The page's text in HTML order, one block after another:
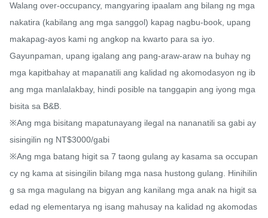
Walang over-occupancy, mangyaring ipaalam ang bilang ng mga
nakatira (kabilang ang mga sanggol) kapag nagbu-book, upang
makapag-ayos kami ng angkop na kwarto para sa iyo.
Gayunpaman, upang igalang ang pang-araw-araw na buhay ng
mga kapitbahay at mapanatili ang kalidad ng akomodasyon ng ib
ang mga manlalakbay, hindi posible na tanggapin ang iyong mga
bisita sa B&B.
※Ang mga bisitang mapatunayang ilegal na nananatili sa gabi ay
sisingilin ng NT$3000/gabi
※Ang mga batang higit sa 7 taong gulang ay kasama sa occupan
cy ng kama at sisingilin bilang mga nasa hustong gulang. Hinihilin
g sa mga magulang na bigyan ang kanilang mga anak na higit sa
edad ng elementarya ng isang mahusay na kalidad ng akomodas